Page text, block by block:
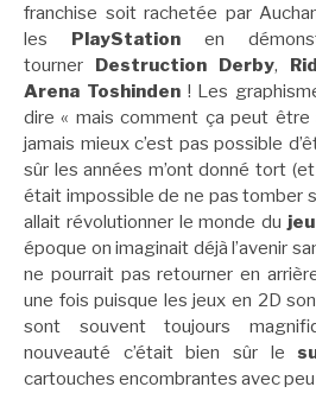
franchise soit rachetée par
les
PlayStation en
tourner
Destruction Derby,
Arena Toshinden! Les
dire « mais comment ça peut être
jamais mieux c’est pas possible
sûr les années m’ont donné tort
était impossible de ne pas tomber
allait révolutionner le monde du
époque on imaginait déjà l’avenir
ne pourrait pas retourner en
une fois puisque les jeux en 2D
sont souvent toujours
nouveauté c’était bien sûr le
cartouches encombrantes avec